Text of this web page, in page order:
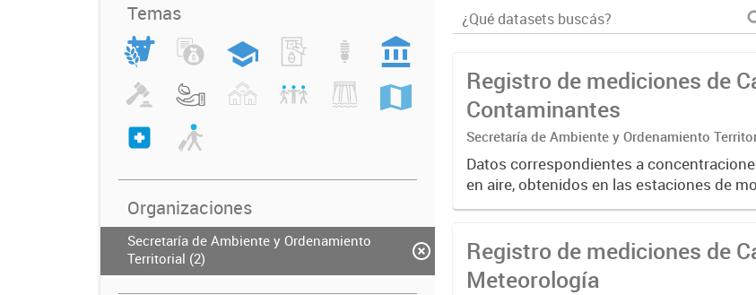
Temas
Organizaciones
Secretaría de Ambiente y Ordenamiento
Territorial (2)
Registro de mediciones de
Contaminantes
Secretaría de Ambiente y Ordenamiento
Datos correspondientes a
en aire, obtenidos en las estaciones de
Las mediciones responden a métodos
Registro de mediciones de
Meteorología